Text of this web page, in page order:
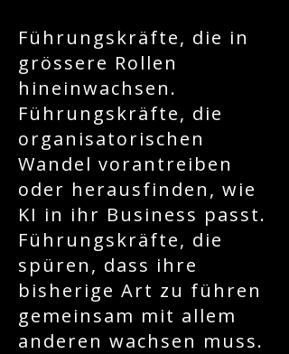
Führungskräfte, die in
grössere Rollen
hineinwachsen.
Führungskräfte, die
organisatorischen
Wandel vorantreiben
oder herausfinden, wie
KI in ihr Business passt.
Führungskräfte, die
spüren, dass ihre
bisherige Art zu führen
gemeinsam mit allem
anderen wachsen muss.